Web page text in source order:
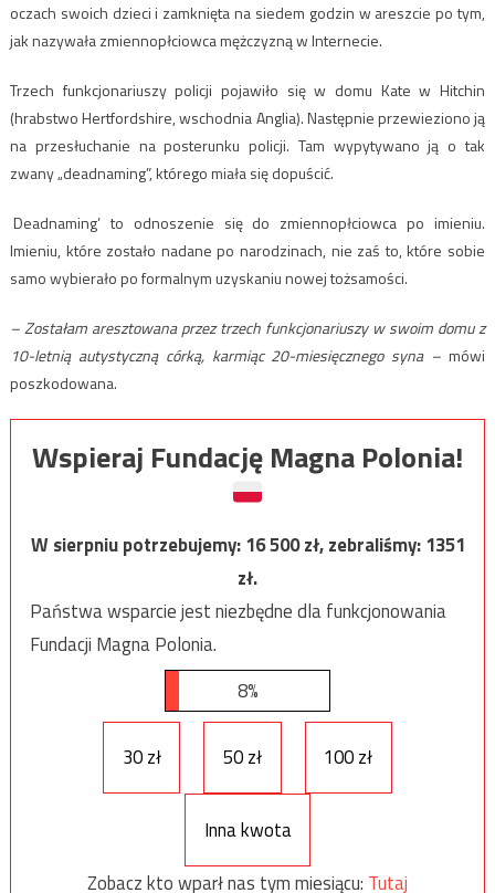
oczach swoich dzieci i zamknięta na siedem godzin w areszcie po tym,
jak nazywała zmiennopłciowca mężczyzną w Internecie.
Trzech funkcjonariuszy policji pojawiło się w domu Kate w Hitchin
(hrabstwo Hertfordshire, wschodnia Anglia). Następnie przewieziono ją
na przesłuchanie na posterunku policji. Tam wypytywano ją o tak
zwany „deadnaming”, którego miała się dopuścić.
‚Deadnaming’ to odnoszenie się do zmiennopłciowca po imieniu.
Imieniu, które zostało nadane po narodzinach, nie zaś to, które sobie
samo wybierało po formalnym uzyskaniu nowej tożsamości.
– Zostałam aresztowana przez trzech funkcjonariuszy w swoim domu z
10-letnią autystyczną córką, karmiąc 20-miesięcznego syna –mówi
poszkodowana.
Wspieraj Fundację Magna Polonia!
W sierpniu potrzebujemy:16 500zł, zebraliśmy:1351
zł.
Państwa wsparcie jest niezbędne dla funkcjonowania
Fundacji Magna Polonia.
8%
30 zł 50 zł 100 zł
Inna kwota
Zobacz kto wparł nas tym miesiącu: Tutaj